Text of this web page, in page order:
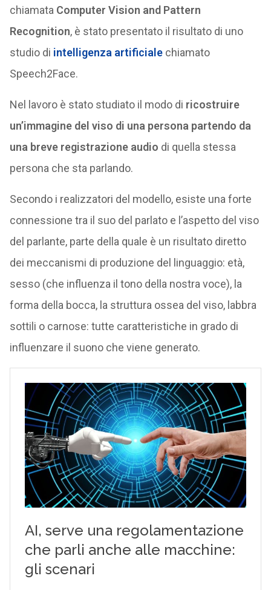
chiamata Computer Vision and Pattern
Recognition, è stato presentato il risultato di uno
studio di intelligenza artificialechiamato
Speech2Face.
Nel lavoro è stato studiato il modo di ricostruire
un’immagine del viso di una persona partendo da
una breve registrazione audio di quella stessa
persona che sta parlando.
Secondo i realizzatori del modello, esiste una forte
connessione tra il suo del parlato e l’aspetto del viso
del parlante, parte della quale è un risultato diretto
dei meccanismi di produzione del linguaggio: età,
sesso (che influenza il tono della nostra voce), la
forma della bocca, la struttura ossea del viso, labbra
sottili o carnose: tutte caratteristiche in grado di
influenzare il suono che viene generato.